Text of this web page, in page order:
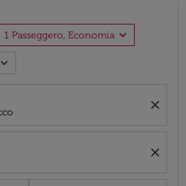
1 Passeggero, Economia expand_more
expand_more
close
close